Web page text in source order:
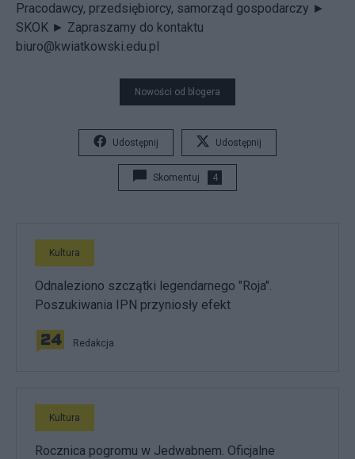
Pracodawcy, przedsiębiorcy, samorząd gospodarczy ►
SKOK ► Zapraszamy do kontaktu
biuro@kwiatkowski.edu.pl
Nowości od blogera
Udostępnij Udostępnij
Skomentuj 4
Kultura
Odnaleziono szczątki legendarnego "Roja".
Poszukiwania IPN przyniosły efekt
Redakcja
Kultura
Rocznica pogromu w Jedwabnem. Oficjalne